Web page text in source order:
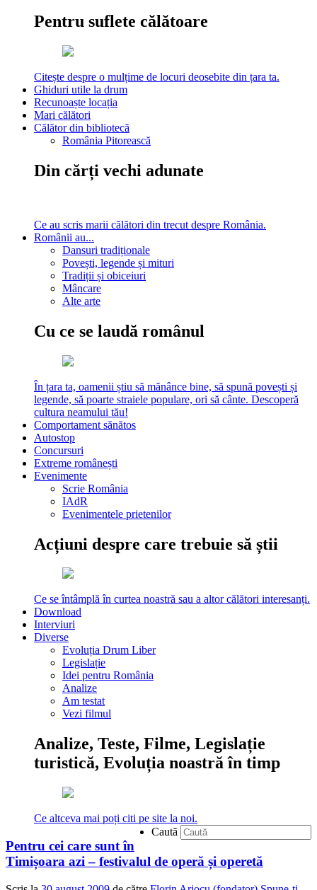
Pentru suflete călătoare
Citește despre o mulțime de locuri deosebite din țara ta.
Ghiduri utile la drum
Recunoaște locația
Mari călători
Călător din bibliotecă
România Pitorească
Din cărți vechi adunate
Ce au scris marii călători din trecut despre România.
Românii au...
Dansuri tradiționale
Povești, legende și mituri
Tradiții și obiceiuri
Mâncare
Alte arte
Cu ce se laudă românul
În țara ta, oamenii știu să mănânce bine, să spună povești și
legende, să poarte straiele populare, ori să cânte. Descoperă
cultura neamului tău!
Comportament sănătos
Autostop
Concursuri
Extreme românești
Evenimente
Scrie România
IAdR
Evenimentele prietenilor
Acțiuni despre care trebuie să știi
Ce se întâmplă în curtea noastră sau a altor călători interesanți.
Download
Interviuri
Diverse
Evoluția Drum Liber
Legislație
Idei pentru România
Analize
Am testat
Vezi filmul
Analize, Teste, Filme, Legislație
turistică, Evoluția noastră în timp
Ce altceva mai poți citi pe site la noi.
Caută
Pentru cei care sunt în
Timișoara azi – festivalul de operă și operetă